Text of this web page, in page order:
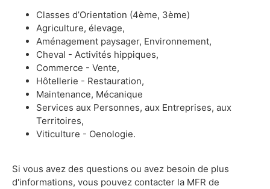
Classes d’Orientation (4ème, 3ème)
Agriculture, élevage,
Aménagement paysager, Environnement,
Cheval - Activités hippiques,
Commerce - Vente,
Hôtellerie - Restauration,
Maintenance, Mécanique
Services aux Personnes, aux Entreprises, aux
Territoires,
Viticulture - Oenologie.
Si vous avez des questions ou avez besoin de plus
d'informations, vous pouvez contacter la MFR de